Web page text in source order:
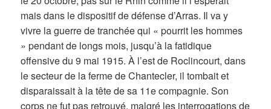
mais dans le dispositif de défense d’Arras. Il va y
vivre la guerre de tranchée qui « pourrit les hommes
» pendant de longs mois, jusqu’à la fatidique
offensive du 9 mai 1915. À l’est de Roclincourt, dans
le secteur de la ferme de Chantecler, il tombait et
disparaissait à la tête de sa 11e compagnie. Son
corps ne fut pas retrouvé, malgré les interrogations de